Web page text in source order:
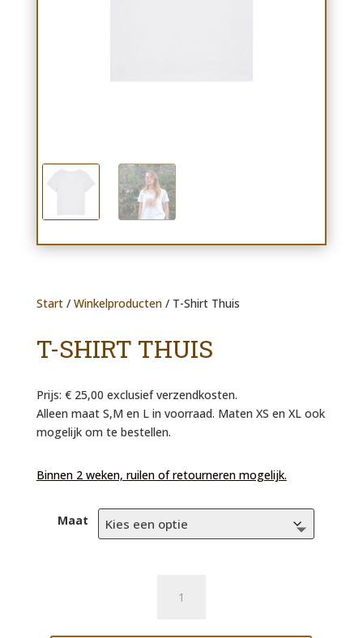
Start/ Winkelproducten/ T-Shirt Thuis
T-SHIRT THUIS
Prijs: € 25,00 exclusief verzendkosten.
Alleen maat S,M en L in voorraad. Maten XS en XL ook
mogelijk om te bestellen.
Binnen 2 weken, ruilen of retourneren mogelijk.
Maat